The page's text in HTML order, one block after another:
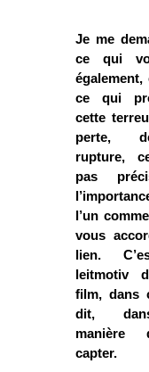
Je me
ce qui
également,
ce qui
cette
perte,
rupture,
pas
l’un
vous
lien.
leitmotiv
film, dans
dit,
capter.